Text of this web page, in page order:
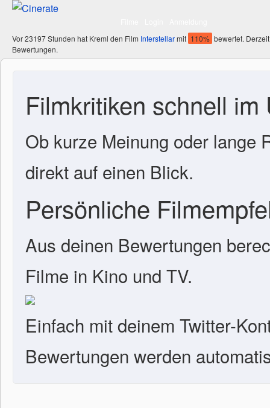
Vor 23197 Stunden hat Kreml den Film Interstellarmit 110% bewertet.
Bewertungen.
Filmkritiken schnell im
Ob kurze Meinung oder lange
direkt auf einen Blick.
Persönliche
Aus deinen Bewertungen
Filme in Kino und TV.
Einfach mit deinem Twitter-
Bewertungen werden